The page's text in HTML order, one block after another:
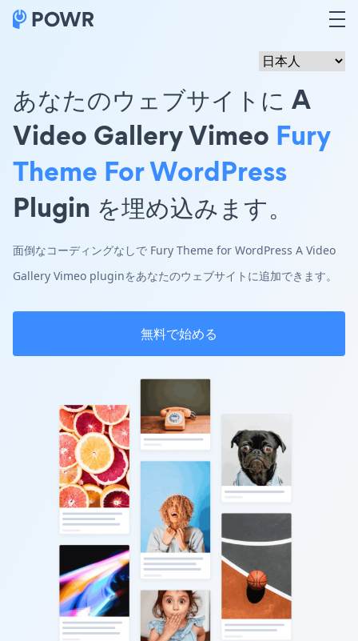
あなたのウェブサイトに A
Video Gallery Vimeo Fury
Theme For WordPress
Plugin を埋め込みます。
面倒なコーディングなしで Fury Theme for WordPress A Video
Gallery Vimeo pluginをあなたのウェブサイトに追加できます。
無料で始める